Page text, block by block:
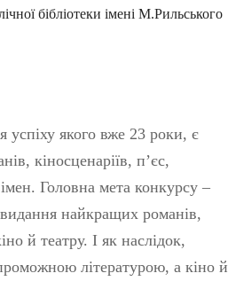
бібліотеки імені М.Рильського
успіху якого вже 23 роки, є
кіносценаріїв, п’єс,
Головна мета конкурсу –
найкращих романів,
й театру. І як наслідок,
літературою, а кіно й